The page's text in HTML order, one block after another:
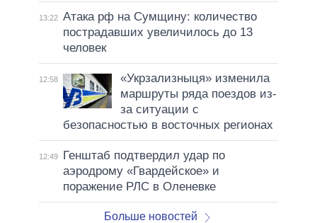
13:22 Атака рф на Сумщину: количество
пострадавших увеличилось до 13
человек
12:58
«Укрзализныця» изменила
маршруты ряда поездов из-
за ситуации с
безопасностью в восточных регионах
12:49
Генштаб подтвердил удар по
аэродрому «Гвардейское» и
поражение РЛС в Оленевке
Больше новостей